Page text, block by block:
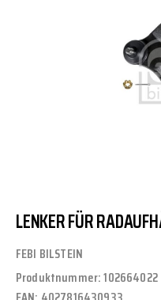
LENKER FÜR
FEBI BILSTEIN
Produktnummer:102664022